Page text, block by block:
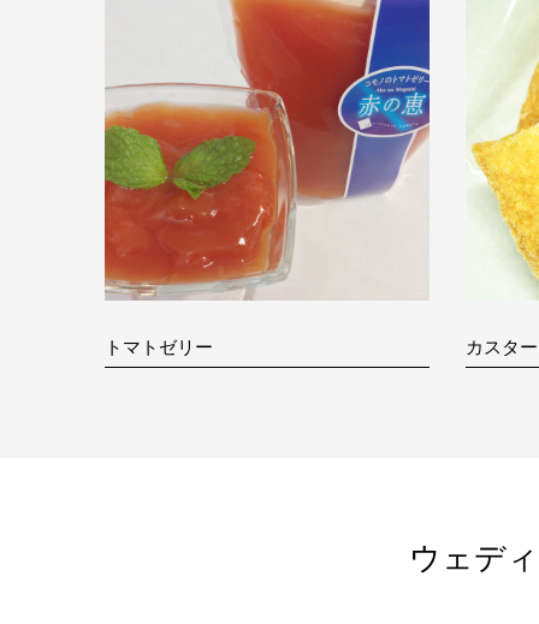
トマトゼリー カスタ
ウェデ